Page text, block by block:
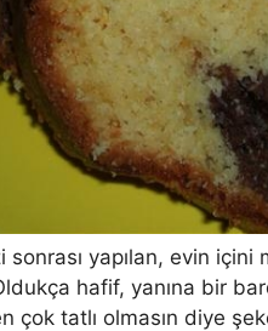
sonrası yapılan, evin
hafif, yanına bir
çok tatlı olmasın diye